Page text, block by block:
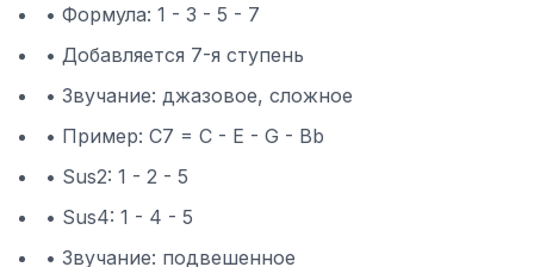
• Формула: 1 - 3 - 5 - 7
• Добавляется 7-я ступень
• Звучание: джазовое, сложное
• Пример: C7 = C - E - G - Bb
• Sus2: 1 - 2 - 5
• Sus4: 1 - 4 - 5
• Звучание: подвешенное